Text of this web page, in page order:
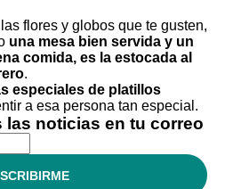
flores y globos que te gusten,
una mesa bien servida y un
comida, es la estocada al
.
especiales de platillos
a esa persona tan especial.
las noticias en tu correo